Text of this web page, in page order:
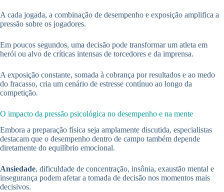
A cada jogada, a combinação de desempenho e exposição amplifica a
pressão sobre os jogadores.
Em poucos segundos, uma decisão pode transformar um atleta em
herói ou alvo de críticas intensas de torcedores e da imprensa.
A exposição constante, somada à cobrança por resultados e ao medo
do fracasso, cria um cenário de estresse contínuo ao longo da
competição.
O impacto da pressão psicológica no desempenho e na mente
Embora a preparação física seja amplamente discutida, especialistas
destacam que o desempenho dentro de campo também depende
diretamente do equilíbrio emocional.
Ansiedade, dificuldade de concentração, insônia, exaustão mental e
insegurança podem afetar a tomada de decisão nos momentos mais
decisivos.